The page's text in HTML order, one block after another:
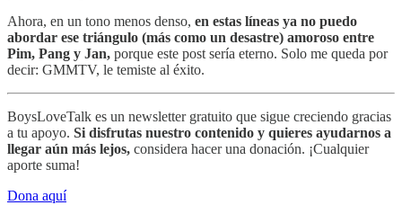
Ahora, en un tono menos denso, en estas líneas ya no puedo
abordar ese triángulo (más como un desastre) amoroso entre
Pim, Pang y Jan, porque este post sería eterno. Solo me queda por
decir: GMMTV, le temiste al éxito.
BoysLoveTalk es un newsletter gratuito que sigue creciendo gracias
a tu apoyo. Si disfrutas nuestro contenido y quieres ayudarnos a
llegar aún más lejos, considera hacer una donación. ¡Cualquier
aporte suma!
Dona aquí